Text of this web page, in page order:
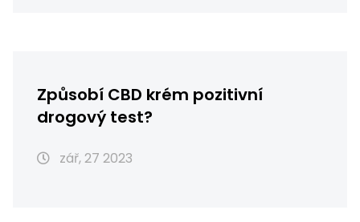
Způsobí CBD krém pozitivní
drogový test?
zář, 27 2023